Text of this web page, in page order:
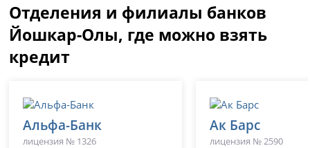
Отделения и филиалы банков
Йошкар-Олы, где можно взять
кредит
Альфа-Банк
лицензия № 1326
Ак Барс
лицензия № 2590